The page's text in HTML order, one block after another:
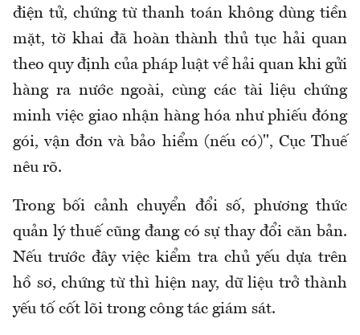
điện tử, chứng từ thanh toán không dùng tiền
mặt, tờ khai đã hoàn thành thủ tục hải quan
theo quy định của pháp luật về hải quan khi gửi
hàng ra nước ngoài, cùng các tài liệu chứng
minh việc giao nhận hàng hóa như phiếu đóng
gói, vận đơn và bảo hiểm (nếu có)", Cục Thuế
nêu rõ.
Trong bối cảnh chuyển đổi số, phương thức
quản lý thuế cũng đang có sự thay đổi căn bản.
Nếu trước đây việc kiểm tra chủ yếu dựa trên
hồ sơ, chứng từ thì hiện nay, dữ liệu trở thành
yếu tố cốt lõi trong công tác giám sát.